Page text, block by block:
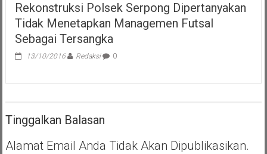
Rekonstruksi Polsek Serpong Dipertanyakan
Tidak Menetapkan Managemen Futsal
Sebagai Tersangka
13/10/2016 Redaksi 0
Tinggalkan Balasan
Alamat Email Anda Tidak Akan Dipublikasikan.